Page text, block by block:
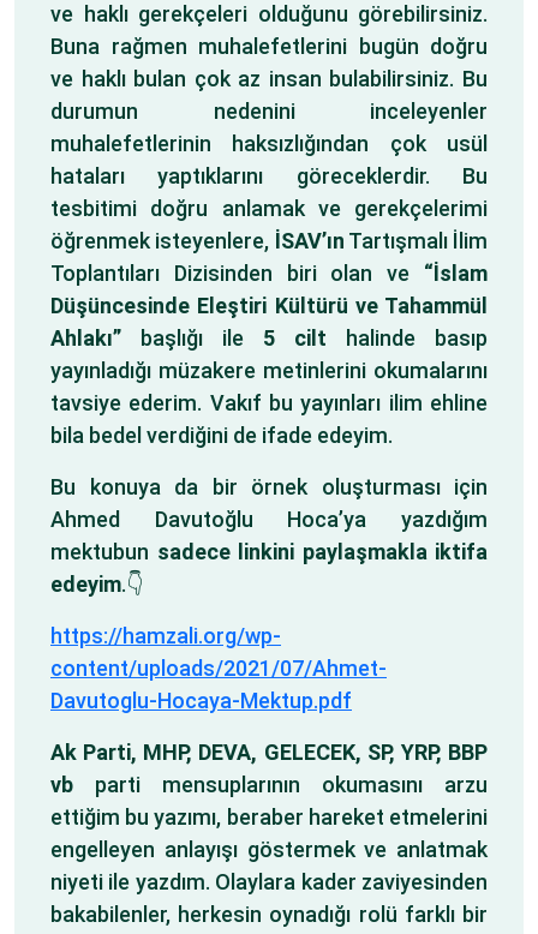
ve haklı gerekçeleri olduğunu görebilirsiniz.
Buna rağmen muhalefetlerini bugün doğru
ve haklı bulan çok az insan bulabilirsiniz. Bu
durumun nedenini inceleyenler
muhalefetlerinin haksızlığından çok usül
hataları yaptıklarını göreceklerdir. Bu
tesbitimi doğru anlamak ve gerekçelerimi
öğrenmek isteyenlere, İSAV’ın Tartışmalı İlim
Toplantıları Dizisinden biri olan ve “İslam
Düşüncesinde Eleştiri Kültürü ve Tahammül
Ahlakı” başlığı ile 5 cilt halinde basıp
yayınladığı müzakere metinlerini okumalarını
tavsiye ederim. Vakıf bu yayınları ilim ehline
bila bedel verdiğini de ifade edeyim.
Bu konuya da bir örnek oluşturması için
Ahmed Davutoğlu Hoca’ya yazdığım
mektubun sadece linkini paylaşmakla iktifa
edeyim.👇
https://hamzali.org/wp-
content/uploads/2021/07/Ahmet-
Davutoglu-Hocaya-Mektup.pdf
Ak Parti, MHP, DEVA, GELECEK, SP, YRP, BBP
vb parti mensuplarının okumasını arzu
ettiğim bu yazımı, beraber hareket etmelerini
engelleyen anlayışı göstermek ve anlatmak
niyeti ile yazdım. Olaylara kader zaviyesinden
bakabilenler, herkesin oynadığı rolü farklı bir